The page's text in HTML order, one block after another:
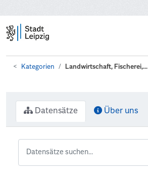
Kategorien Landwirtschaft, Fischerei,...
Datensätze Über uns